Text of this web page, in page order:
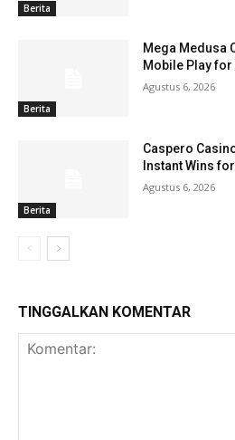
Berita
Berita
Mega Medusa
Mobile Play for
Agustus 6, 2026
Berita
Caspero
Instant Wins
Agustus 6, 2026
TINGGALKAN KOMENTAR